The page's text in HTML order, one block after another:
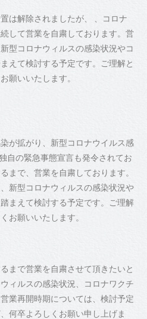
は解除されましたが、 、コロナ
して営業を自粛しております。営
型コロナウィルスの感染状況やコ
えて検討する予定です。ご理解と
願いいたします。
が拡がり、新型コロナウイルス感
自の緊急事態宣言も発令されてお
まで、営業を自粛しております。
新型コロナウィルスの感染状況や
まえて検討する予定です。ご理解
お願いいたします。
まで営業を自粛させて頂きたいと
ィルスの感染状況、コロナワクチ
業再開時期については、検討予定
何卒よろしくお願い申し上げま